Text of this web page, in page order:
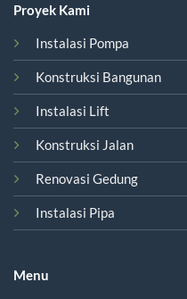
Proyek Kami
Instalasi Pompa
Konstruksi Bangunan
Instalasi Lift
Konstruksi Jalan
Renovasi Gedung
Instalasi Pipa
Menu